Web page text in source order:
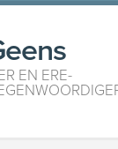
EN ERE-